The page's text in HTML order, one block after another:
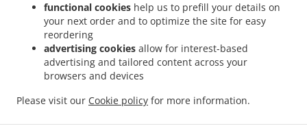
functional cookies help us to prefill your details on
your next order and to optimize the site for easy
reordering
advertising cookies allow for interest-based
advertising and tailored content across your
browsers and devices
Please visit our Cookie policy for more information.
Poslastičarnica Food Delivery Раковица Село . Poslastičarnica Food Delivery Борча
Poslastičarnica Food Delivery Blok 58 Нови Београд . Poslastičarnica Food Delivery
. Poslastičarnica Food Delivery Сланци
Beograd - Palilula . Poslastičarnica Food Delivery Лештане .
Delivery Beograd - Kaluđerica
. Poslastičarnica Food Delivery Винча
Poslastičarnica Food Delivery Пиносава .
Takeaway food delivery